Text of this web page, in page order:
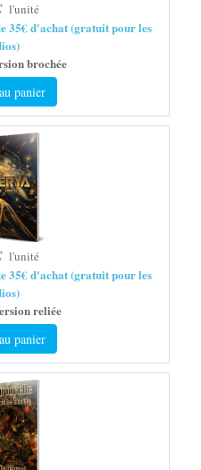
l'unité
35€ d'achat (gratuit pour les
brochée
panier
l'unité
35€ d'achat (gratuit pour les
reliée
panier